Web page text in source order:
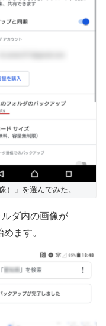
）」を選んでみた。
ダ内の画像が
ます。